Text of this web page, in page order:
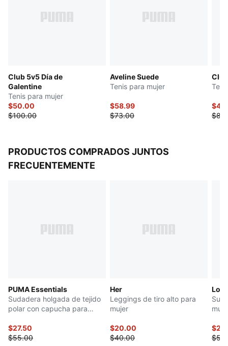
Club 5v5 Día de
Galentine
Tenis para mujer
$50.00
$100.00
Aveline Suede
Tenis para mujer
$58.99
$73.00
PRODUCTOS COMPRADOS JUNTOS
FRECUENTEMENTE
PUMA Essentials
Sudadera holgada de tejido
polar con capucha para
$27.50
$55.00
Her
Leggings de tiro alto para
mujer
$20.00
$40.00